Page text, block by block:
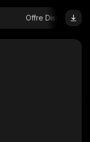
Offre Disponible